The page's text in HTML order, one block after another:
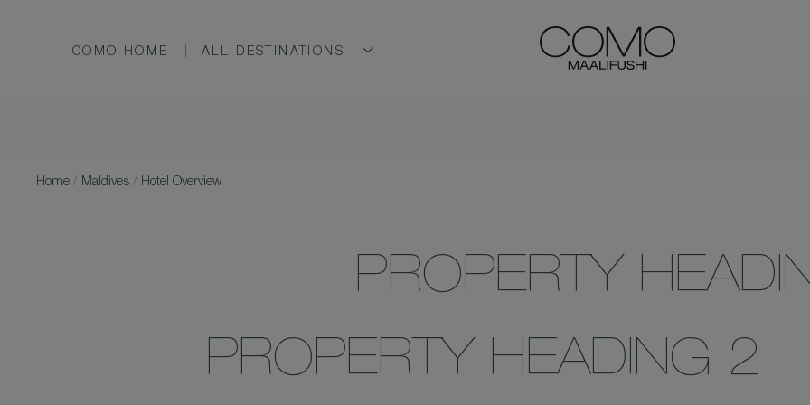
COMO HOME ALL DESTINATIONS
Home / Maldives / Hotel Overview
PROPERTY
PROPERTY HEADING 2